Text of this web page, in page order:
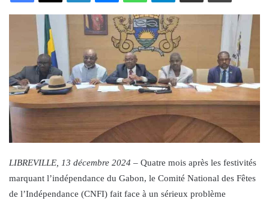
LIBREVILLE, 13 décembre 2024 – Quatre mois après les festivités
marquant l’indépendance du Gabon, le Comité National des Fêtes
de l’Indépendance (CNFI) fait face à un sérieux problème